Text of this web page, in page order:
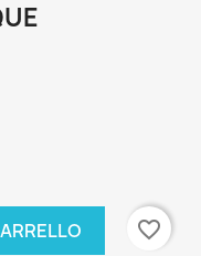
favorite_border